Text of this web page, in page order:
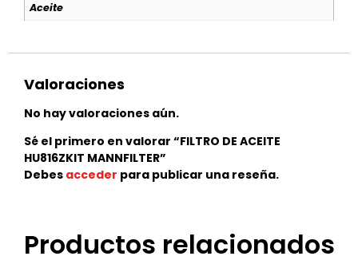
Aceite
Valoraciones
No hay valoraciones aún.
Sé el primero en valorar “FILTRO DE ACEITE
HU816ZKIT MANNFILTER”
Debes acceder para publicar una reseña.
Productos relacionados